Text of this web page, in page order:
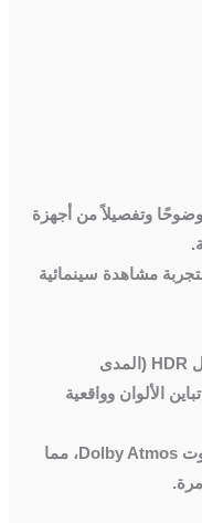
وتفصيلاً من أجهزة
مشاهدة سينمائية
تدعم بعض الأجهزة تقنيات مثل HDR (المدى
الألوان وواقعية
تدعم بعض الأجهزة نظام الصوت Dolby Atmos، مما